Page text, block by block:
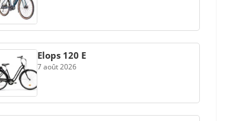
Elops 120 E
7 août 2026